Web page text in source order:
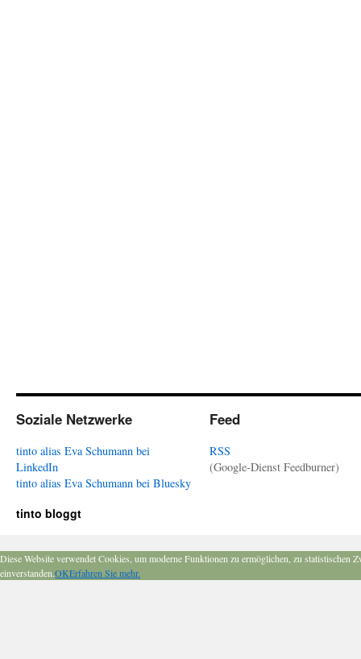
Soziale Netzwerke
tinto alias Eva Schumann bei
LinkedIn
tinto alias Eva Schumann bei Bluesky
Feed
RSS
(Google-Dienst Feedburner)
tinto bloggt
Diese Website verwendet Cookies, um moderne Funktionen zu ermöglichen, zu
einverstanden.OKErfahren Sie mehr.